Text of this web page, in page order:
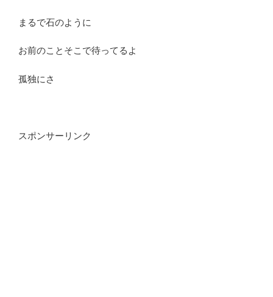
まるで石のように
お前のことそこで待ってるよ
孤独にさ
スポンサーリンク